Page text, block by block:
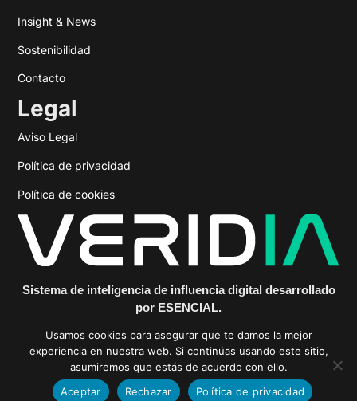
Insight & News
Sostenibilidad
Contacto
Legal
Aviso Legal
Política de privacidad
Política de cookies
Sistema de inteligencia de influencia digital desarrollado
por ESENCIAL.
https://veridiainfluencia.com
Usamos cookies para asegurar que te damos la mejor
experiencia en nuestra web. Si continúas usando este sitio,
asumiremos que estás de acuerdo con ello.
Aceptar
Rechazar Política de privacidad